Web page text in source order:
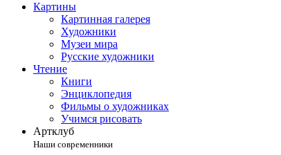
Картины
Картинная галерея
Художники
Музеи мира
Русские художники
Чтение
Книги
Энциклопедия
Фильмы о художниках
Учимся рисовать
Артклуб
Наши современники